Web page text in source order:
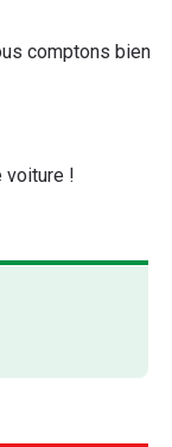
comptons bien
voiture !